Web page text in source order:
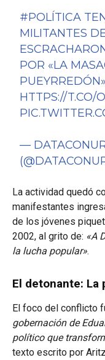
#POLÍTICA
MILITANTES
POR «LA
PUEYRREDÓN»
HTTPS://T.CO/
—
La actividad quedó
manifestantes
de los jóvenes
2002, al grito de: «A
la lucha popular».
El detonante:
El foco del conflicto
gobernación de
político que
texto escrito por